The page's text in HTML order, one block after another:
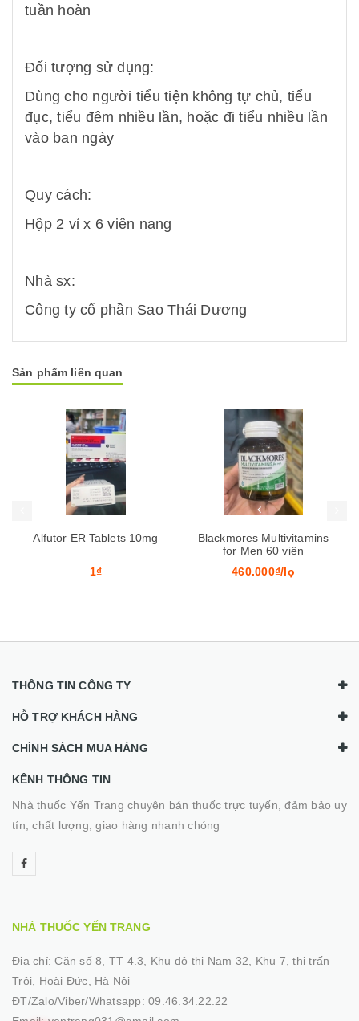
tuần hoàn
Đối tượng sử dụng:
Dùng cho người tiểu tiện không tự chủ, tiểu
đục, tiểu đêm nhiều lần, hoặc đi tiểu nhiều lần
vào ban ngày
Quy cách:
Hộp 2 vỉ x 6 viên nang
Nhà sx:
Công ty cổ phần Sao Thái Dương
Sản phẩm liên quan
Alfutor ER Tablets 10mg
1₫
Blackmores Multivitamins
for Men 60 viên
460.000₫/lọ
THÔNG TIN CÔNG TY
HỖ TRỢ KHÁCH HÀNG
CHÍNH SÁCH MUA HÀNG
KÊNH THÔNG TIN
Nhà thuốc Yến Trang chuyên bán thuốc trực tuyến, đảm bảo uy
tín, chất lượng, giao hàng nhanh chóng
NHÀ THUỐC YẾN TRANG
Địa chỉ:Căn số 8, TT 4.3, Khu đô thị Nam 32, Khu 7, thị trấn
Trôi, Hoài Đức, Hà Nội
ĐT/Zalo/Viber/Whatsapp: 09.46.34.22.22